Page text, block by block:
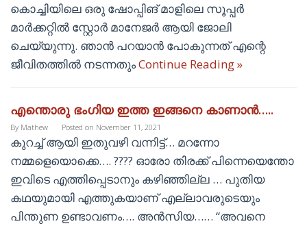
കൊച്ചിയിലെ ഒരു ഷോപ്പിങ് മാളിലെ സൂപ്പർ
മാർക്കറ്റിൽ സ്റ്റോർ മാനേജർ ആയി ജോലി
ചെയ്യുന്നു. ഞാൻ പറയാൻ പോകുന്നത് എന്റെ
ജീവിതത്തിൽ നടന്നതുംContinue Reading »
എന്തൊരു ഭംഗിയ ഇത്ത ഇങ്ങനെ കാണാൻ…..
By Mathew Posted on November 11, 2021
കുറച്ച് ആയി ഇതുവഴി വന്നിട്ട്… മറന്നോ
നമ്മളെയൊക്കെ…. ???? ഓരോ തിരക്ക് പിന്നെയെന്തോ
ഇവിടെ എത്തിപ്പെടാനും കഴിഞ്ഞില്ല … പുതിയ
കഥയുമായി എത്തുകയാണ് എല്ലാവരുടെയും
പിന്തുണ ഉണ്ടാവണം…. അൻസിയ…… “അവനെ